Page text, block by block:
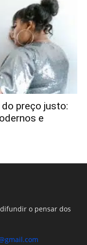
preço justo:
e
o pensar dos